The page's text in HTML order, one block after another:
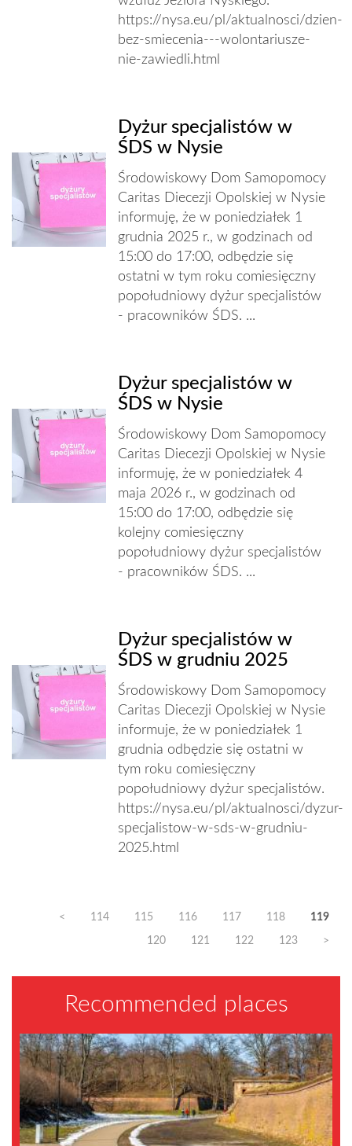
https://nysa.eu/pl/aktualnosci/dzien-
bez-smiecenia---wolontariusze-
nie-zawiedli.html
Dyżur specjalistów w
ŚDS w Nysie
Środowiskowy Dom Samopomocy
Caritas Diecezji Opolskiej w Nysie
informuję, że w poniedziałek 1
grudnia 2025 r., w godzinach od
15:00 do 17:00, odbędzie się
ostatni w tym roku comiesięczny
popołudniowy dyżur specjalistów
- pracowników ŚDS. ...
Dyżur specjalistów w
ŚDS w Nysie
Środowiskowy Dom Samopomocy
Caritas Diecezji Opolskiej w Nysie
informuję, że w poniedziałek 4
maja 2026 r., w godzinach od
15:00 do 17:00, odbędzie się
kolejny comiesięczny
popołudniowy dyżur specjalistów
- pracowników ŚDS. ...
Dyżur specjalistów w
ŚDS w grudniu 2025
Środowiskowy Dom Samopomocy
Caritas Diecezji Opolskiej w Nysie
informuje, że w poniedziałek 1
grudnia odbędzie się ostatni w
tym roku comiesięczny
popołudniowy dyżur specjalistów.
https://nysa.eu/pl/aktualnosci/dyzur-
specjalistow-w-sds-w-grudniu-
2025.html
< 114 115 116 117 118 119
120 121 122 123 >
Recommended places